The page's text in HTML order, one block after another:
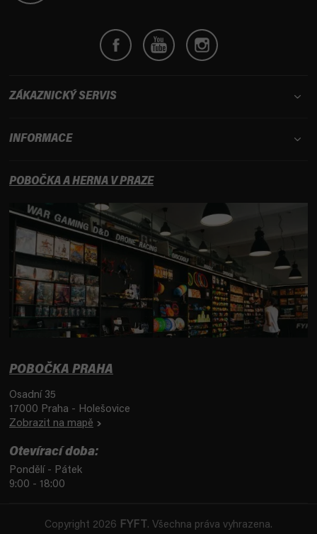
ZÁKAZNICKÝ SERVIS
INFORMACE
POBOČKA A HERNA V PRAZE
POBOČKA PRAHA
Osadní 35
17000 Praha - Holešovice
Zobrazit na mapě
Otevírací doba:
Pondělí - Pátek
9:00 - 18:00
Copyright 2026 FYFT . Všechna práva vyhrazena.